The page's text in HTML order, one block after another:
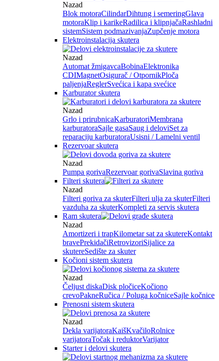
Nazad
Blok motoraCilindarDihtung i semeringGlava
motoraKlip i karikeRadilica i klipnjačaRashladni
sistemSistem podmazivanjaZupčenje motora
Elektroinstalacija skutera
Nazad
Automat žmigavcaBobinaElektronika
CDIMagnetOsigurač / OtpornikPloča
paljenjaReglerSvećica i kapa svećice
Karburator skutera
Nazad
Grlo i prirubnicaKarburatoriMembrana
karburatoraSajle gasaSaug i deloviSet za
reparaciju karburatoraUsisni / Lamelni ventil
Rezervoar skutera
Nazad
Pumpa gorivaRezervoar gorivaSlavina goriva
Filteri skutera
Nazad
Filteri goriva za skuterFilteri ulja za skuterFilteri
vazduha za skuterKompleti za servis skutera
Ram skutera
Nazad
Amortizeri i trapKilometar sat za skutereKontakt
bravePrekidačiRetrovizoriSijalice za
skutereSedište za skuter
Kočioni sistem skutera
Nazad
Čeljust diskaDisk pločiceKočiono
crevoPakneRučica / Poluga kočniceSajle kočnice
Prenosni sistem skutera
Nazad
Dekla varijatoraKaišKvačiloRolnice
varijatoraTočak i reduktorVarijator
Starter i delovi skutera